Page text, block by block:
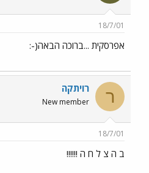
18/7/01
אפרסקית ...ברוכה הבאה(-:
ר רויתקה
New member
18/7/01
ב ה צ ל ח ה !!!!!!